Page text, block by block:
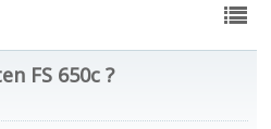
FS 650c ?